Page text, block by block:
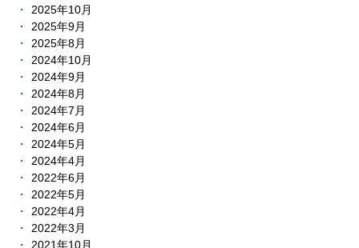
2025年10月
2025年9月
2025年8月
2024年10月
2024年9月
2024年8月
2024年7月
2024年6月
2024年5月
2024年4月
2022年6月
2022年5月
2022年4月
2022年3月
2021年10月